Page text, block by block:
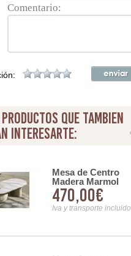
Comentario:
que tambien
interesarte:
Mesa de Centro
Madera Marmol
Serie Sextans
470,00€
Iva y transporte incluido